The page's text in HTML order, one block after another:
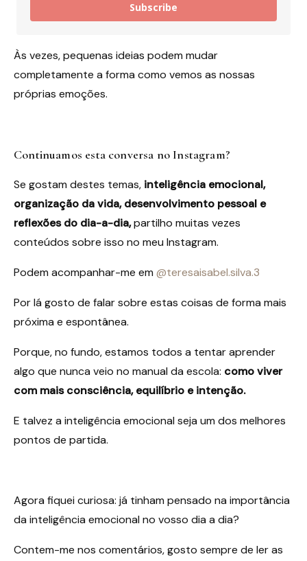
Subscribe
Às vezes, pequenas ideias podem mudar
completamente a forma como vemos as nossas
próprias emoções.
Continuamos esta conversa no Instagram?
Se gostam destes temas, inteligência emocional,
organização da vida, desenvolvimento pessoal e
reflexões do dia-a-dia,partilho muitas vezes
conteúdos sobre isso no meu Instagram.
Podem acompanhar-me em @teresaisabel.silva.3
Por lá gosto de falar sobre estas coisas de forma mais
próxima e espontânea.
Porque, no fundo, estamos todos a tentar aprender
algo que nunca veio no manual da escola: como viver
com mais consciência, equilíbrio e intenção.
E talvez a inteligência emocional seja um dos melhores
pontos de partida.
Agora fiquei curiosa: já tinham pensado na importância
da inteligência emocional no vosso dia a dia?
Contem-me nos comentários, gosto sempre de ler as